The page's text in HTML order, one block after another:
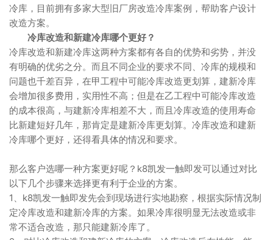
冷库，目前拥有多家大型旧厂房改造冷库案例，帮助客户设计
改造方案。
冷库改造和新建冷库哪个更好？
冷库改造和新建冷库这两种方案都有各自的优势和劣势，并没
有明确的优劣之分。而且不同企业的要求不同、冷库的规模和
问题也千差百异，在甲工程中可能冷库改造更划算，建新冷库
会增加很多费用，实用性不高；但是在乙工程中可能冷库改造
的成本很高，与建新冷库相差不大，而且冷库改造的使用寿命
比新建短好几年，那肯定是建新冷库更划算。冷库改造和建新
冷库哪个更好，还得看具体的情况和要求。
那么客户选哪一种方案更好呢？k8凯发一触即发可以通过对比
以下几个步骤来选择更有利于企业的方案。
1、k8凯发一触即发先会到现场进行实地勘察，根据实际情况制
定冷库改造和建新冷库的方案。如果冷库很明显无法改造或非
常不适合改造，那只能建新冷库了。